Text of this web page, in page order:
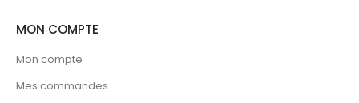
MON COMPTE
Mon compte
Mes commandes